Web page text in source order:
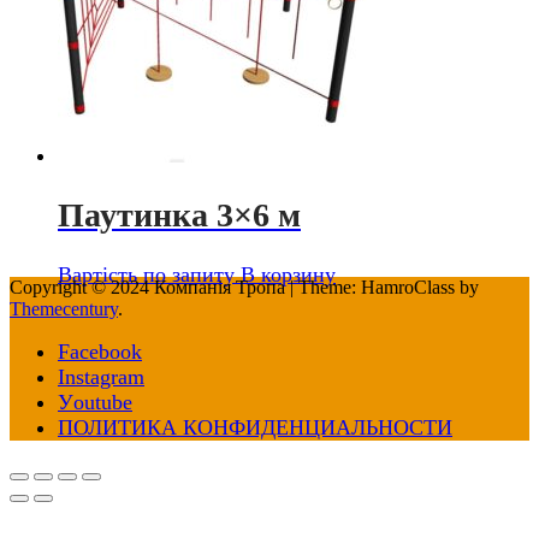
Паутинка 3×6 м
Вартість по запиту В корзину
Copyright © 2024 Компанія Тропа|Theme: HamroClass by
Themecentury.
Facebook
Іnstagram
Уoutube
ПОЛИТИКА КОНФИДЕНЦИАЛЬНОСТИ